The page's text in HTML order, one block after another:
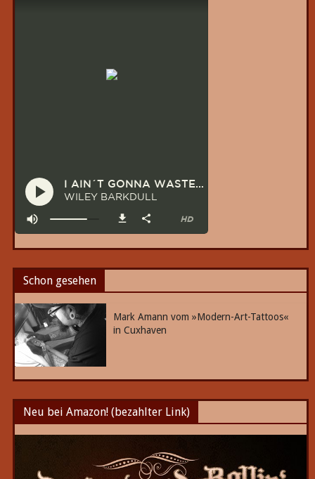
Schon gesehen
Mark Amann vom »Modern-Art-Tattoos«
in Cuxhaven
Neu bei Amazon! (bezahlter Link)